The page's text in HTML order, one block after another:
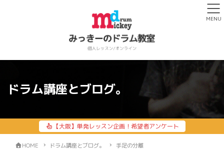
ドラム講座とブログ。
【大阪】単発レッスン企画！希望者アンケート
HOME ドラム講座とブログ。 手足の分離
MENU